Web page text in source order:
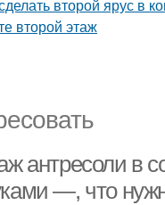
антресоли в
—, что